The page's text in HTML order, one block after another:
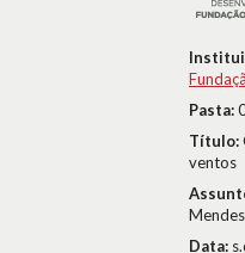
Pasta:
Título:
ventos
Data: